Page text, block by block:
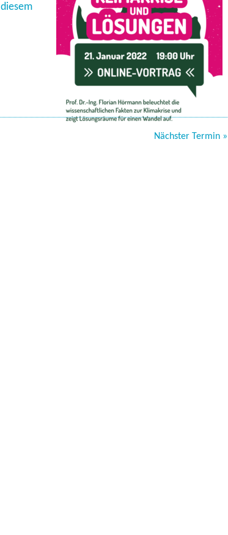
diesem
Nächster Termin »